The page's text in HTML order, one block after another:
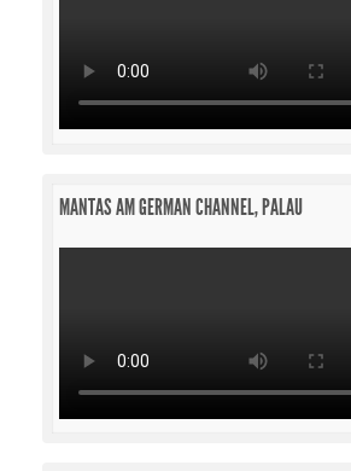
MANTAS AM GERMAN CHANNEL, PALAU